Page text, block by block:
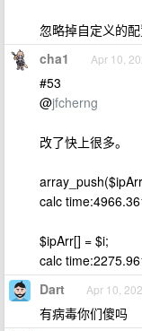
忽略掉自定义的
cha1 Apr 10,
#53
@jfcherng
改了快上很多。
calc
$ipArr[] = $i;
calc
Dart Apr 10,
有病毒你们傻吗